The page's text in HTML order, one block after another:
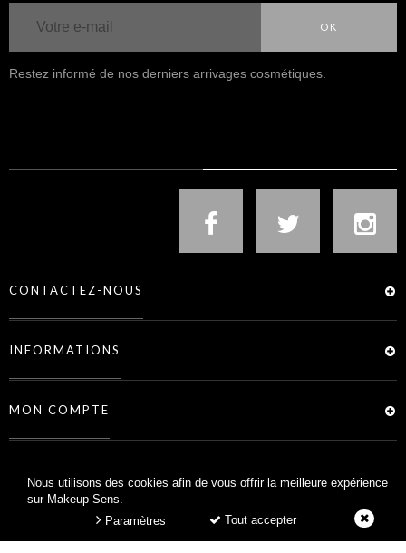
Nous utilisons des cookies afin de vous offrir la meilleure expérience
sur Makeup Sens.
Tout accepter
Paramètres
OK
Restez informé de nos derniers arrivages cosmétiques.
CONTACTEZ-NOUS
INFORMATIONS
MON COMPTE